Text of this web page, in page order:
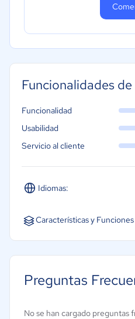
Funcionalidades
Idiomas:
Funcionalidad
Usabilidad
Servicio al cliente
Características y
Preguntas
No se han cargado preguntas